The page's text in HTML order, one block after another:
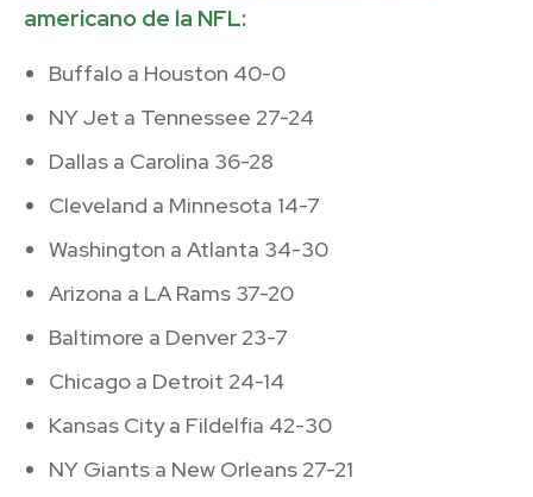
americano de la NFL:
Buffalo a Houston 40-0
NY Jet a Tennessee 27-24
Dallas a Carolina 36-28
Cleveland a Minnesota 14-7
Washington a Atlanta 34-30
Arizona a LA Rams 37-20
Baltimore a Denver 23-7
Chicago a Detroit 24-14
Kansas City a Fildelfia 42-30
NY Giants a New Orleans 27-21